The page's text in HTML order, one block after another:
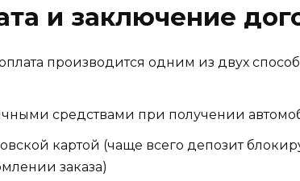
и заключение
производится одним из двух
средствами при получении
картой (чаще всего депозит
заказа)